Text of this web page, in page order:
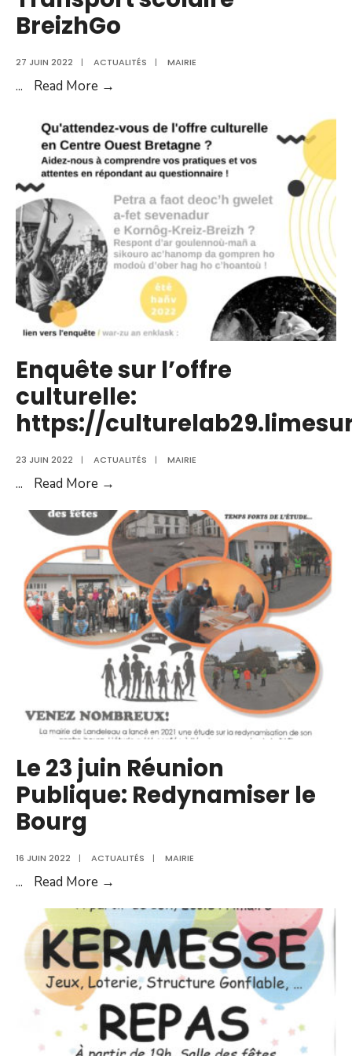
BreizhGo
27 JUIN 2022 | ACTUALITÉS | MAIRIE
... Read More →
BreizhGo
Enquête sur l’offre
culturelle:
https://
23 JUIN 2022 | ACTUALITÉS | MAIRIE
... Read More →
l’offre
culturelle:
https://culturelab29.limesurvey.net/
Le 23 juin Réunion
Publique: Redynamiser le
Bourg
16 JUIN 2022 | ACTUALITÉS | MAIRIE
... Read More →
Réunion
Publique:
Redynamiser
le
Bourg